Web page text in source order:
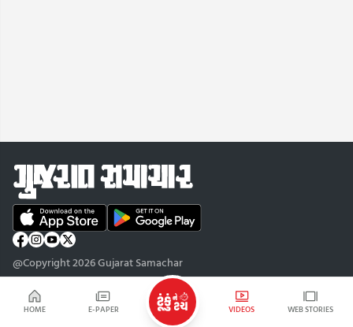
HOME E-PAPER VIDEOS WEB STORIES
@Copyright 2026 Gujarat Samachar